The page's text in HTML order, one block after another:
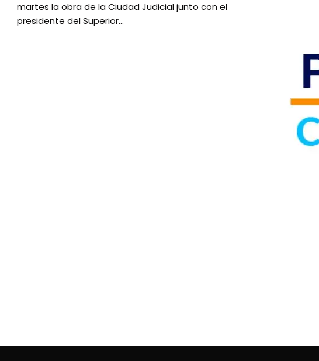
martes la obra de la Ciudad Judicial junto con el
presidente del Superior…